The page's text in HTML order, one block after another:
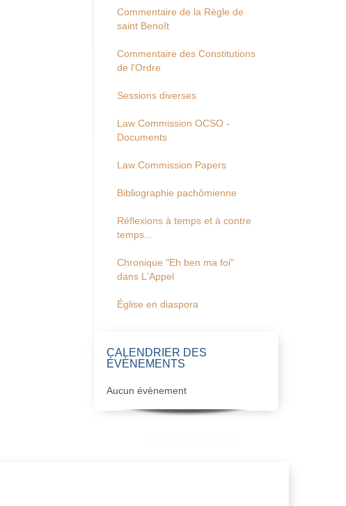
Commentaire de la Règle de
saint Benoît
Commentaire des Constitutions
de l'Ordre
Sessions diverses
Law Commission OCSO -
Documents
Law Commission Papers
Bibliographie pachômienne
Réflexions à temps et à contre
temps...
Chronique "Eh ben ma foi"
dans L'Appel
Église en diaspora
CALENDRIER DES
ÉVÈNEMENTS
Aucun évènement